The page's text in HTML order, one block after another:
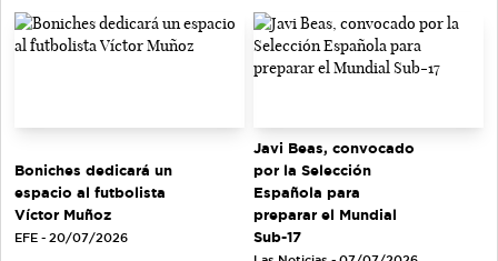
Boniches dedicará un
espacio al futbolista
Víctor Muñoz
EFE - 20/07/2026
Javi Beas, convocado
por la Selección
Española para
preparar el Mundial
Sub-17